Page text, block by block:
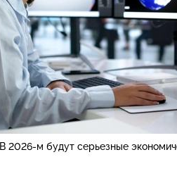
В 2026-м будут серьезные